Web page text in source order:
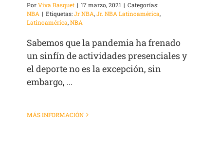
PorViva Basquet | 17 marzo, 2021 | Categorías:
NBA | Etiquetas:Jr NBA,Jr. NBA Latinoamérica,
Latinoamérica,NBA
Sabemos que la pandemia ha frenado
un sinfín de actividades presenciales y
el deporte no es la excepción, sin
embargo, ...
MÁS INFORMACIÓN